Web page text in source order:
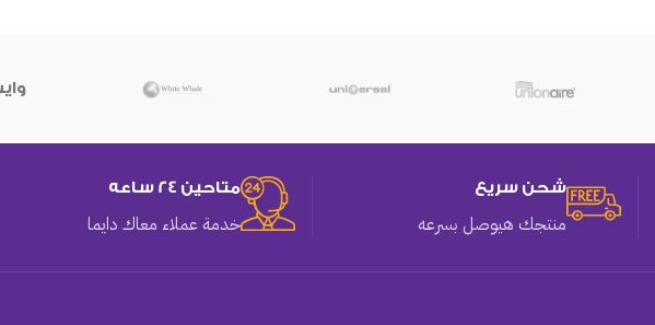
شحن سريع
منتجك هيوصل بسرعه
متاحين 24 ساعه
خدمة عملاء معاك دايما